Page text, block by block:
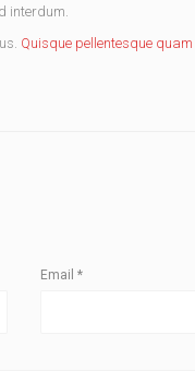
interdum.
Quisque pellentesque quam
Email*